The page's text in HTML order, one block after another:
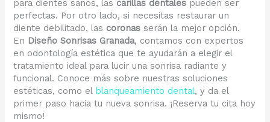
para dientes sanos, las carillas dentales pueden ser
perfectas. Por otro lado, si necesitas restaurar un
diente debilitado, las coronas serán la mejor opción.
En Diseño Sonrisas Granada, contamos con expertos
en odontología estética que te ayudarán a elegir el
tratamiento ideal para lucir una sonrisa radiante y
funcional. Conoce más sobre nuestras soluciones
estéticas, como el blanqueamiento dental, y da el
primer paso hacia tu nueva sonrisa. ¡Reserva tu cita hoy
mismo!